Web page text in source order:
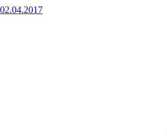
02.04.2017